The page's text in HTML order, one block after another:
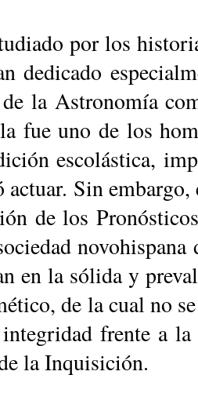
por los
de­di­ca­do
de la As­tro­no­mía
fue uno de los
es­co­lás­ti­ca,
ac­tuar. Sin
de los
en la só­li­da y
de la cual no
fren­te a
la In­qui­si­ción.